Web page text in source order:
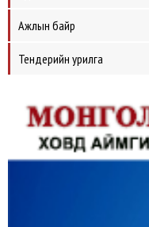
Ажлын байр
Тендерийн урилга